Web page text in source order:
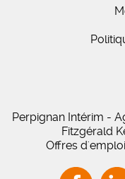
Perpignan Intérim -
Fitzgérald
Offres